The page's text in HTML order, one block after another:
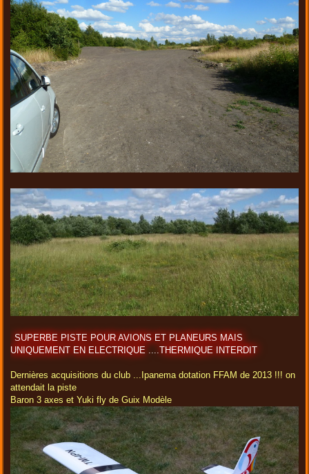
SUPERBE PISTE POUR AVIONS ET PLANEURS MAIS
UNIQUEMENT EN ELECTRIQUE ....THERMIQUE INTERDIT
Dernières acquisitions du club ...Ipanema dotation FFAM de 2013 !!! on
attendait la piste
Baron 3 axes et Yuki fly de Guix Modèle